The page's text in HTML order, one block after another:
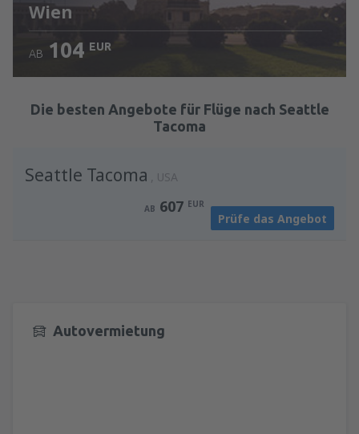
Wien
Prüfe die Einzelheiten
AB 104 EUR
Die besten Angebote für Flüge nach Seattle
Tacoma
Seattle Tacoma USA
AB 607 EUR
Prüfe das Angebot
Autovermietung